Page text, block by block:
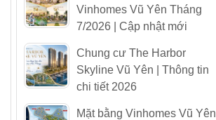
Vinhomes Vũ Yên Tháng
7/2026 | Cập nhật mới
Chung cư The Harbor
Skyline Vũ Yên | Thông tin
chi tiết 2026
Mặt bằng Vinhomes Vũ Yên